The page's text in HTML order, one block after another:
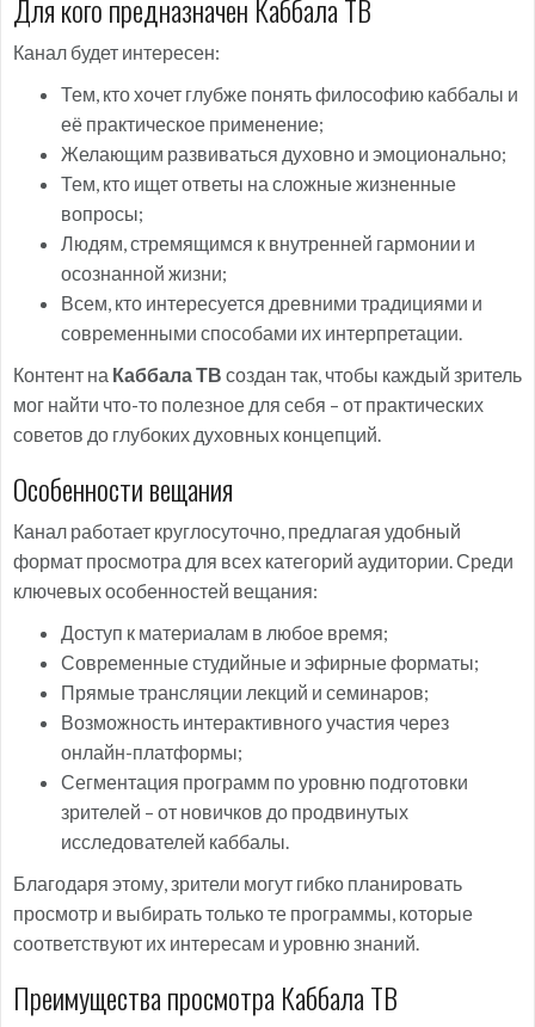
Для кого предназначен Каббала ТВ
Канал будет интересен:
Тем, кто хочет глубже понять философию каббалы и
её практическое применение;
Желающим развиваться духовно и эмоционально;
Тем, кто ищет ответы на сложные жизненные
вопросы;
Людям, стремящимся к внутренней гармонии и
осознанной жизни;
Всем, кто интересуется древними традициями и
современными способами их интерпретации.
Контент на Каббала ТВ создан так, чтобы каждый зритель
мог найти что-то полезное для себя – от практических
советов до глубоких духовных концепций.
Особенности вещания
Канал работает круглосуточно, предлагая удобный
формат просмотра для всех категорий аудитории. Среди
ключевых особенностей вещания:
Доступ к материалам в любое время;
Современные студийные и эфирные форматы;
Прямые трансляции лекций и семинаров;
Возможность интерактивного участия через
онлайн-платформы;
Сегментация программ по уровню подготовки
зрителей – от новичков до продвинутых
исследователей каббалы.
Благодаря этому, зрители могут гибко планировать
просмотр и выбирать только те программы, которые
соответствуют их интересам и уровню знаний.
Преимущества просмотра Каббала ТВ